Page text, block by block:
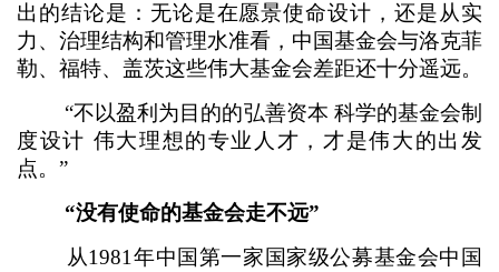
出的结论是：无论是在愿景使命设计，还是从实
力、治理结构和管理水准看，中国基金会与洛克菲
勒、福特、盖茨这些伟大基金会差距还十分遥远。
“不以盈利为目的的弘善资本 科学的基金会制
度设计 伟大理想的专业人才，才是伟大的出发
点。”
“没有使命的基金会走不远”
从1981年中国第一家国家级公募基金会中国